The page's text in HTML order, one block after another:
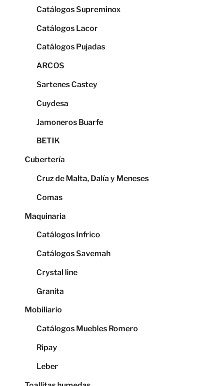
Catálogos Supreminox
Catálogos Lacor
Catálogos Pujadas
ARCOS
Sartenes Castey
Cuydesa
Jamoneros Buarfe
BETIK
Cubertería
Cruz de Malta, Dalía y Meneses
Comas
Maquinaria
Catálogos Infrico
Catálogos Savemah
Crystal line
Granita
Mobiliario
Catálogos Muebles Romero
Ripay
Leber